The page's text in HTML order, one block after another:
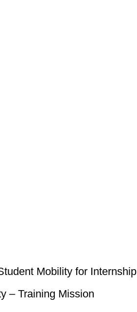
Mobility for Internship
– Training Mission